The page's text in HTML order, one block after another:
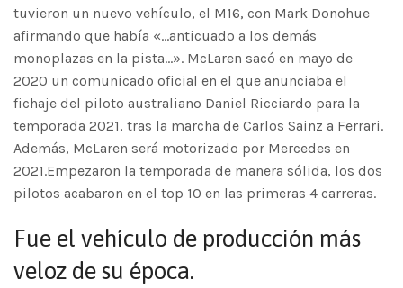
tuvieron un nuevo vehículo, el M16, con Mark Donohue
afirmando que había «…anticuado a los demás
monoplazas en la pista…». McLaren sacó en mayo de
2020 un comunicado oficial en el que anunciaba el
fichaje del piloto australiano Daniel Ricciardo para la
temporada 2021, tras la marcha de Carlos Sainz a Ferrari.​
Además, McLaren será motorizado por Mercedes en
2021.Empezaron la temporada de manera sólida, los dos
pilotos acabaron en el top 10 en las primeras 4 carreras.
Fue el vehículo de producción más
veloz de su época.